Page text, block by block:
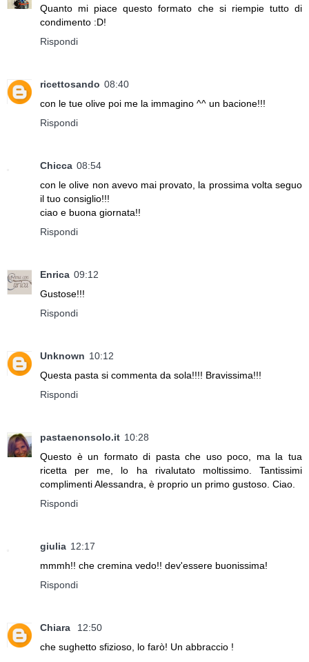
Quanto mi piace questo formato che si riempie tutto di
condimento :D!
Rispondi
ricettosando 08:40
con le tue olive poi me la immagino ^^ un bacione!!!
Rispondi
Chicca 08:54
con le olive non avevo mai provato, la prossima volta seguo
il tuo consiglio!!!
ciao e buona giornata!!
Rispondi
Enrica 09:12
Gustose!!!
Rispondi
Unknown 10:12
Questa pasta si commenta da sola!!!! Bravissima!!!
Rispondi
pastaenonsolo.it 10:28
Questo è un formato di pasta che uso poco, ma la tua
ricetta per me, lo ha rivalutato moltissimo. Tantissimi
complimenti Alessandra, è proprio un primo gustoso. Ciao.
Rispondi
giulia 12:17
mmmh!! che cremina vedo!! dev'essere buonissima!
Rispondi
Chiara
12:50
che sughetto sfizioso, lo farò! Un abbraccio !